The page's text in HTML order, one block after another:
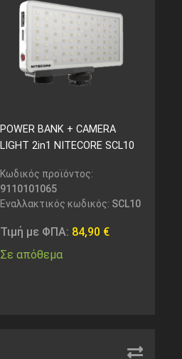
POWER BANK + CAMERA
LIGHT 2in1 NITECORE SCL10
Κωδικός προϊόντος:
9110101065
Εναλλακτικός κωδικός: SCL10
Τιμή με ΦΠΑ: 84,90 €
Σε απόθεμα